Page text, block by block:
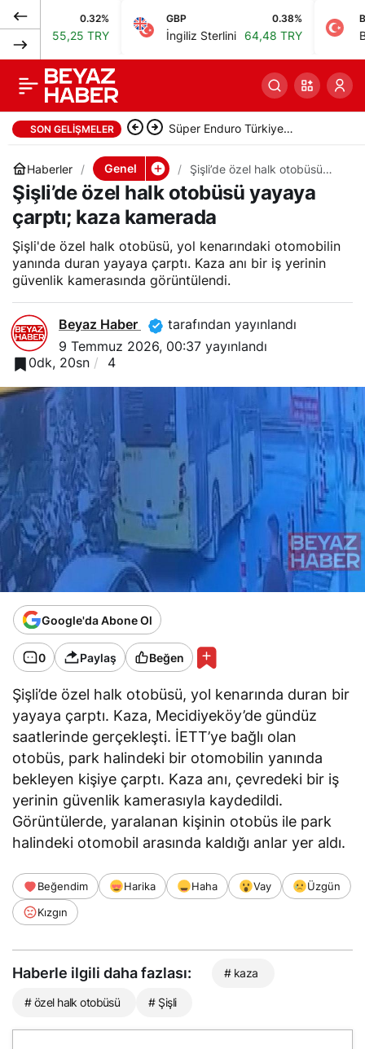
55,25 TRY
GBP
İngiliz Sterlini 64,48 TRY
BIST
Bist 100
SON GELIŞMELER Bakan Gürlek, uyuşturucu ve
yeni adımlar atacak
Haberler Genel
Şişli’de özel halk otobüsü
yayaya çarptı; kaza
kamerada
Şişli’de özel halk otobüsü yayaya
çarptı; kaza kamerada
Şişli'de özel halk otobüsü, yol kenarındaki otomobilin
yanında duran yayaya çarptı. Kaza anı bir iş yerinin
güvenlik kamerasında görüntülendi.
Beyaz Haber
tarafından yayınlandı
9 Temmuz 2026, 00:37 yayınlandı
0dk, 20sn
4
Google'da Abone Ol
0 Paylaş Beğen
Şişli’de özel halk otobüsü, yol kenarında duran bir
yayaya çarptı. Kaza, Mecidiyeköy’de gündüz
saatlerinde gerçekleşti. İETT’ye bağlı olan
otobüs, park halindeki bir otomobilin yanında
bekleyen kişiye çarptı. Kaza anı, çevredeki bir iş
yerinin güvenlik kamerasıyla kaydedildi.
Görüntülerde, yaralanan kişinin otobüs ile park
halindeki otomobil arasında kaldığı anlar yer aldı.
Beğendim Harika Haha Vay
Üzgün
Kızgın
Haberle ilgili daha fazlası: # kaza
# özel halk otobüsü # Şişli
Bağcılar’da akaryakıt
istasyonundaki
otomobil markete
daldı, müşteri
yaralandı
0 Paylaş